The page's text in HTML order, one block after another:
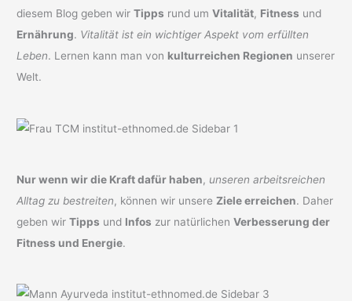
diesem Blog geben wirTipps rund umVitalität, Fitness und
Ernährung. Vitalität ist ein wichtiger Aspekt vom erfüllten
Leben. Lernen kann man von kulturreichen Regionen unserer
Welt.
Nur wenn wir die Kraft dafür haben, unseren arbeitsreichen
Alltag zu bestreiten, können wir unsereZiele erreichen. Daher
geben wirTipps und Infos zur natürlichenVerbesserung der
Fitness und Energie.